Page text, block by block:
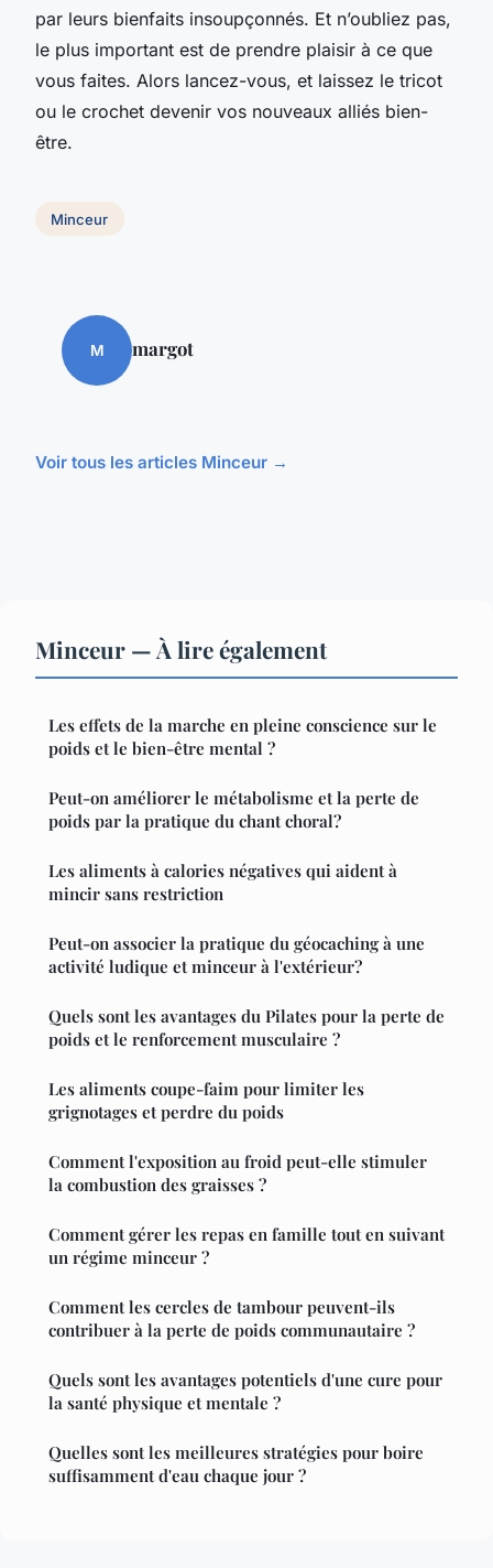
par leurs bienfaits insoupçonnés. Et n’oubliez pas,
le plus important est de prendre plaisir à ce que
vous faites. Alors lancez-vous, et laissez le tricot
ou le crochet devenir vos nouveaux alliés bien-
être.
Minceur
M margot
Voir tous les articles Minceur →
Minceur — À lire également
Les effets de la marche en pleine conscience sur le
poids et le bien-être mental ?
Peut-on améliorer le métabolisme et la perte de
poids par la pratique du chant choral?
Les aliments à calories négatives qui aident à
mincir sans restriction
Peut-on associer la pratique du géocaching à une
activité ludique et minceur à l'extérieur?
Quels sont les avantages du Pilates pour la perte de
poids et le renforcement musculaire ?
Les aliments coupe-faim pour limiter les
grignotages et perdre du poids
Comment l'exposition au froid peut-elle stimuler
la combustion des graisses ?
Comment gérer les repas en famille tout en suivant
un régime minceur ?
Comment les cercles de tambour peuvent-ils
contribuer à la perte de poids communautaire ?
Quels sont les avantages potentiels d'une cure pour
la santé physique et mentale ?
Quelles sont les meilleures stratégies pour boire
suffisamment d'eau chaque jour ?